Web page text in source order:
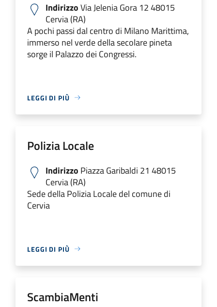
IndirizzoVia Jelenia Gora 12 48015
Cervia (RA)
A pochi passi dal centro di Milano Marittima,
immerso nel verde della secolare pineta
sorge il Palazzo dei Congressi.
LEGGI DI PIÙ
Polizia Locale
Indirizzo Piazza Garibaldi 21 48015
Cervia (RA)
Sede della Polizia Locale del comune di
Cervia
LEGGI DI PIÙ
ScambiaMenti